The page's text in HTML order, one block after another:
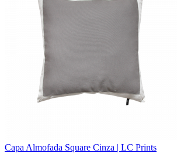
Capa Almofada Square Cinza | LC Prints